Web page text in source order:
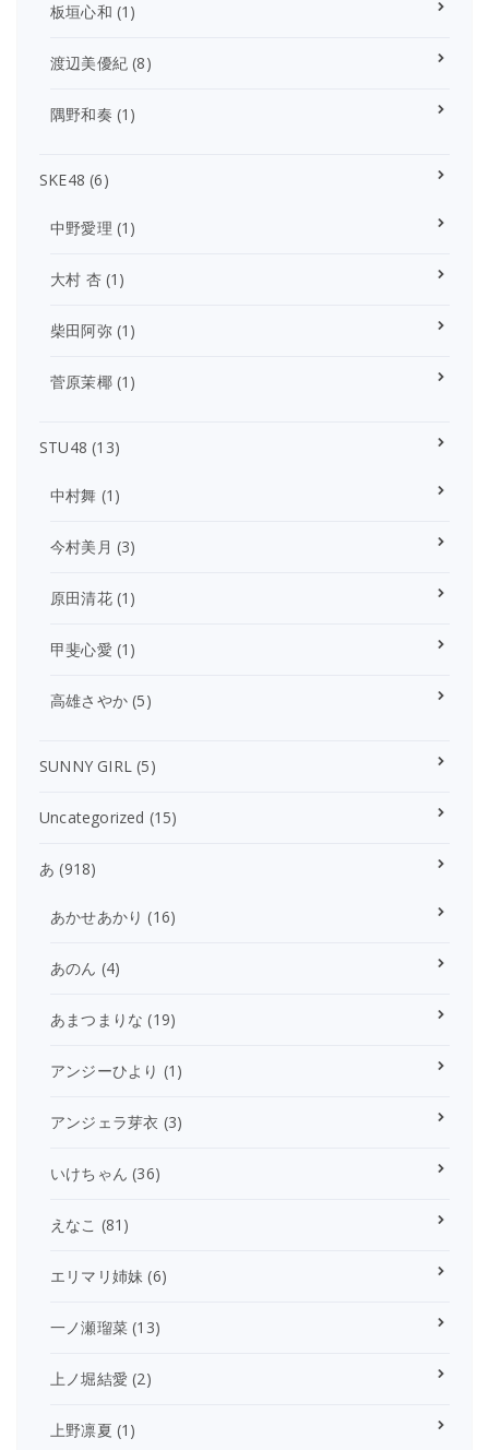
板垣心和 (1)
渡辺美優紀 (8)
隅野和奏 (1)
SKE48 (6)
中野愛理 (1)
大村 杏(1)
柴田阿弥(1)
菅原茉椰(1)
STU48 (13)
中村舞 (1)
今村美月 (3)
原田清花(1)
甲斐心愛 (1)
高雄さやか (5)
SUNNY GIRL (5)
Uncategorized (15)
あ (918)
あかせあかり (16)
あのん (4)
あまつまりな (19)
アンジーひより (1)
アンジェラ芽衣 (3)
いけちゃん (36)
えなこ (81)
エリマリ姉妹 (6)
一ノ瀬瑠菜 (13)
上ノ堀結愛 (2)
上野凛夏 (1)